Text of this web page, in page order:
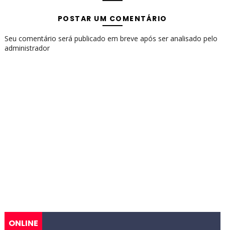
POSTAR UM COMENTÁRIO
Seu comentário será publicado em breve após ser analisado pelo
administrador
ONLINE